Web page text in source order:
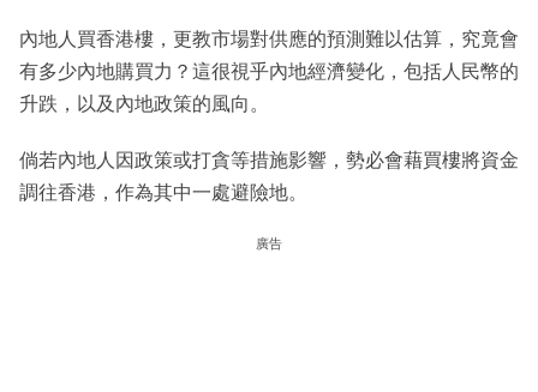
內地人買香港樓，更教市場對供應的預測難以估算，究竟會
有多少內地購買力？這很視乎內地經濟變化，包括人民幣的
升跌，以及內地政策的風向。
倘若內地人因政策或打貪等措施影響，勢必會藉買樓將資金
調往香港，作為其中一處避險地。
廣告